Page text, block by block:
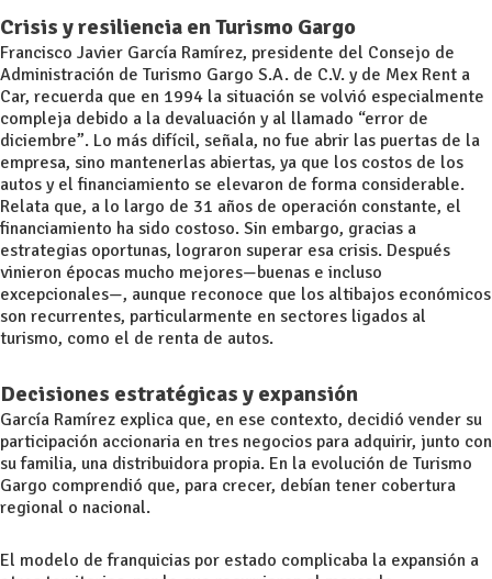
Crisis y resiliencia en Turismo Gargo
Francisco Javier García Ramírez, presidente del Consejo de
Administración de Turismo Gargo S.A. de C.V. y de Mex Rent a
Car, recuerda que en 1994 la situación se volvió especialmente
compleja debido a la devaluación y al llamado “error de
diciembre”. Lo más difícil, señala, no fue abrir las puertas de la
empresa, sino mantenerlas abiertas, ya que los costos de los
autos y el financiamiento se elevaron de forma considerable.
Relata que, a lo largo de 31 años de operación constante, el
financiamiento ha sido costoso. Sin embargo, gracias a
estrategias oportunas, lograron superar esa crisis. Después
vinieron épocas mucho mejores—buenas e incluso
excepcionales—, aunque reconoce que los altibajos económicos
son recurrentes, particularmente en sectores ligados al
turismo, como el de renta de autos.
Decisiones estratégicas y expansión
García Ramírez explica que, en ese contexto, decidió vender su
participación accionaria en tres negocios para adquirir, junto con
su familia, una distribuidora propia. En la evolución de Turismo
Gargo comprendió que, para crecer, debían tener cobertura
regional o nacional.
El modelo de franquicias por estado complicaba la expansión a